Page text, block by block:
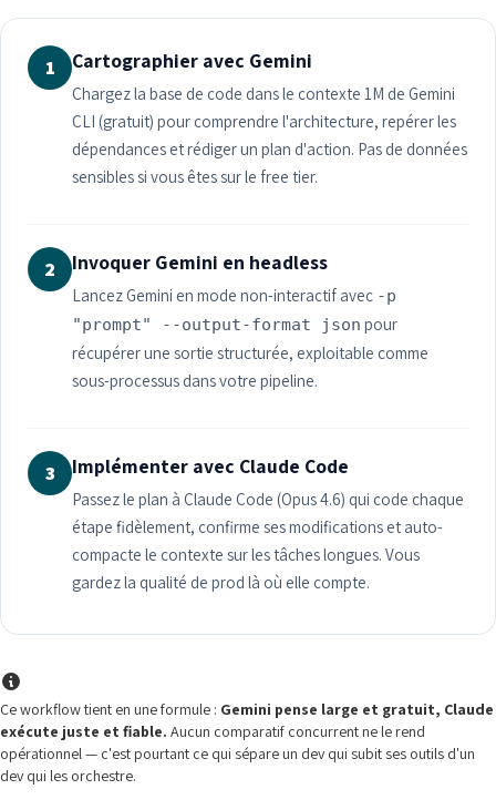
1 Cartographier avec Gemini
Chargez la base de code dans le contexte 1M de Gemini
CLI (gratuit) pour comprendre l'architecture, repérer les
dépendances et rédiger un plan d'action. Pas de données
sensibles si vous êtes sur le free tier.
2 Invoquer Gemini en headless
Lancez Gemini en mode non-interactif avec -p
"prompt" --output-format json pour
récupérer une sortie structurée, exploitable comme
sous-processus dans votre pipeline.
3 Implémenter avec Claude Code
Passez le plan à Claude Code (Opus 4.6) qui code chaque
étape fidèlement, confirme ses modifications et auto-
compacte le contexte sur les tâches longues. Vous
gardez la qualité de prod là où elle compte.
Ce workflow tient en une formule : Gemini pense large et gratuit, Claude
exécute juste et fiable. Aucun comparatif concurrent ne le rend
opérationnel — c'est pourtant ce qui sépare un dev qui subit ses outils d'un
dev qui les orchestre.